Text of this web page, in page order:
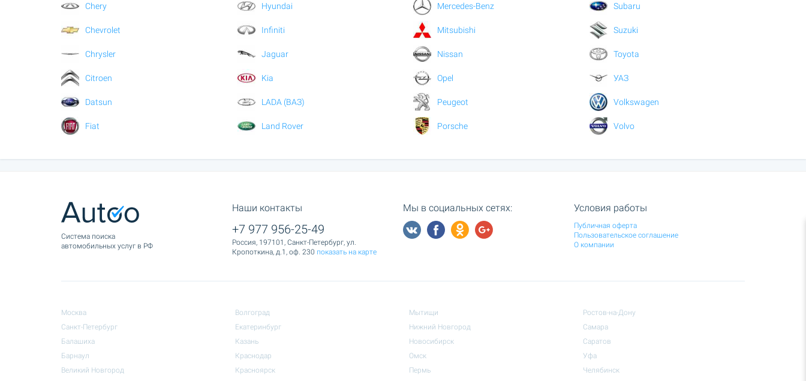
Chery
Chevrolet
Chrysler
Citroen
Datsun
Fiat
Hyundai
Infiniti
Jaguar
Kia
LADA (ВАЗ)
Land Rover
Mercedes-Benz
Mitsubishi
Nissan
Opel
Peugeot
Porsche
Subaru
Suzuki
Toyota
УАЗ
Volkswagen
Volvo
Cистема поиска
автомобильных услуг в РФ
Наши контакты
+7 977 956-25-49
Россия, 197101, Санкт-Петербург, ул.
Кропоткина, д.1, оф. 230 показать на карте
Мы в социальных сетях: Условия работы
Публичная оферта
Пользовательское соглашение
О компании
Москва
Санкт-Петербург
Балашиха
Барнаул
Великий Новгород
Волгоград
Екатеринбург
Казань
Краснодар
Красноярск
Мытищи
Нижний Новгород
Новосибирск
Омск
Пермь
Ростов-на-Дону
Самара
Саратов
Уфа
Челябинск